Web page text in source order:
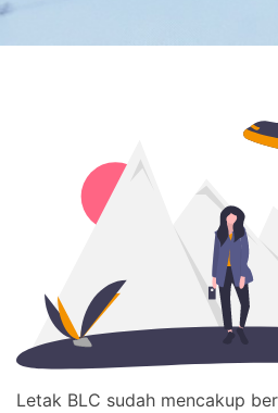
Letak BLC sudah mencakup